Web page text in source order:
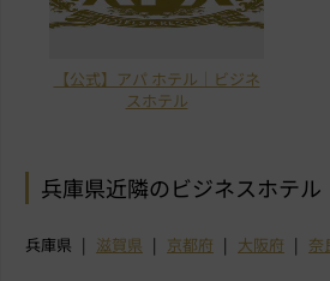
【公式】アパ ホテル｜ビジネ
スホテル
兵庫県近隣のビジネスホテル
兵庫県 滋賀県 京都府 大阪府 奈